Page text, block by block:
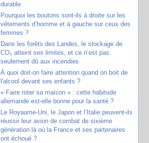
durable
Pourquoi les boutons sont-ils à droite sur les
vêtements d’homme et à gauche sur ceux des
femmes ?
Dans les forêts des Landes, le stockage de
CO₂ atteint ses limites, et ce n’est pas
seulement dû aux incendies
À quoi doit-on faire attention quand on boit de
l'alcool devant ses enfants ?
« Faire roter sa maison » : cette habitude
allemande est-elle bonne pour la santé ?
Le Royaume-Uni, le Japon et l’Italie peuvent-ils
réussir leur avion de combat de sixième
génération là où la France et ses partenaires
ont échoué ?